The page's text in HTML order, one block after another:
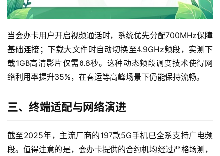
首
页
当会办卡用户开启视频通话时，系统优先分配700MHz保障
基础连接；下载大文件时自动切换至4.9GHz频段，实测下
载1GB高清影片仅需6.8秒。这种动态频段调度技术使得网
络利用率提升35%，在春运等高峰场景下仍能保持流畅。
三、终端适配与网络演进
截至2025年，主流厂商的197款5G手机已全系支持广电频
段。值得注意的是，会办卡提供的合约机均经过严格场测，